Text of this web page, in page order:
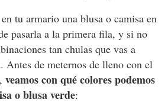
tu armario una blusa o camisa en
pasarla a la primera fila, y si no
tan chulas que vas a
Antes de meternos de lleno con el
veamos con qué colores podemos
o blusa verde: